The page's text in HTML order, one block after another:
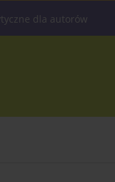
dla autorów